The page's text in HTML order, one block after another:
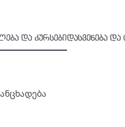
და კურსებიდასვენება და